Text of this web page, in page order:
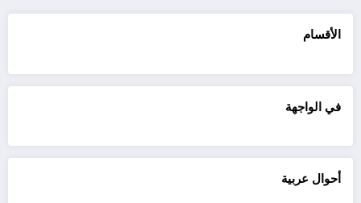
الأقسام
في الواجهة
أحوال عربية